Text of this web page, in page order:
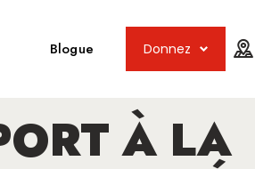
Blogue Donnez
la
À LA